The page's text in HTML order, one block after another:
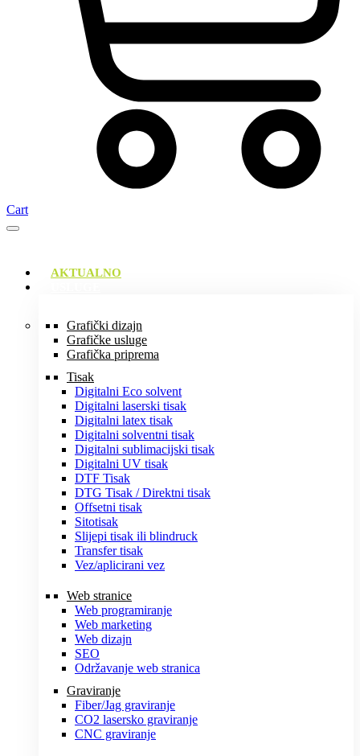
Cart
AKTUALNO
Grafički dizajn
Grafičke usluge
Grafička priprema
Tisak
Digitalni Eco solvent
Digitalni laserski tisak
Digitalni latex tisak
Digitalni solventni tisak
Digitalni sublimacijski tisak
Digitalni UV tisak
DTF Tisak
DTG Tisak / Direktni tisak
Offsetni tisak
Sitotisak
Slijepi tisak ili blindruck
Transfer tisak
Vez/aplicirani vez
Web stranice
Web programiranje
Web marketing
Web dizajn
SEO
Održavanje web stranica
Graviranje
Fiber/Jag graviranje
CO2 lasersko graviranje
CNC graviranje